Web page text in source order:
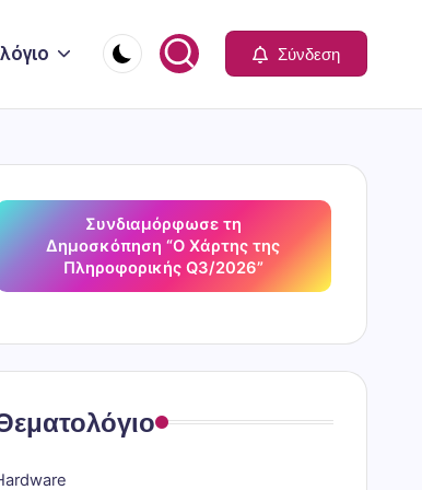
Σύνδεση
Συνδιαμόρφωσε τη
Δημοσκόπηση “Ο Χάρτης της
Πληροφορικής Q3/2026”